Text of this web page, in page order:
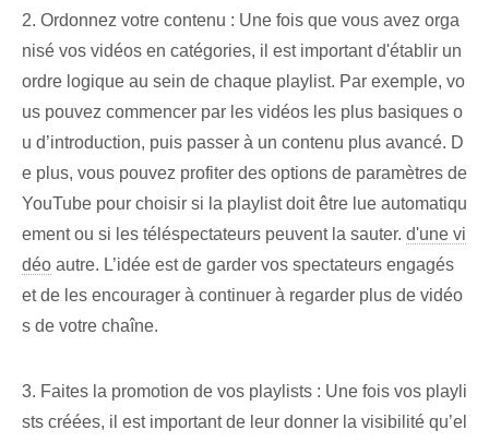
2. Ordonnez votre contenu : Une fois que vous avez orga
nisé vos vidéos en catégories, il est important d'établir un
ordre logique au sein de chaque playlist. Par exemple, vo
us pouvez commencer par les vidéos les plus basiques o
u d’introduction, puis passer à un contenu plus avancé. D
e plus, vous pouvez profiter des options de paramètres de
YouTube pour choisir si la playlist doit être lue automatiqu
ement ou si les téléspectateurs peuvent la sauter. d'une vi
déo autre. L’idée est de garder vos spectateurs engagés
et de les encourager à continuer à regarder plus de vidéo
s de votre chaîne.
3. Faites la promotion de vos playlists : Une fois vos playli
sts créées, il est important de leur donner la visibilité qu’el